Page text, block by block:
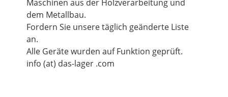
Maschinen aus der Holzverarbeitung und
dem Metallbau.
Fordern Sie unsere täglich geänderte Liste
an.
Alle Geräte wurden auf Funktion geprüft.
info (at) das-lager .com